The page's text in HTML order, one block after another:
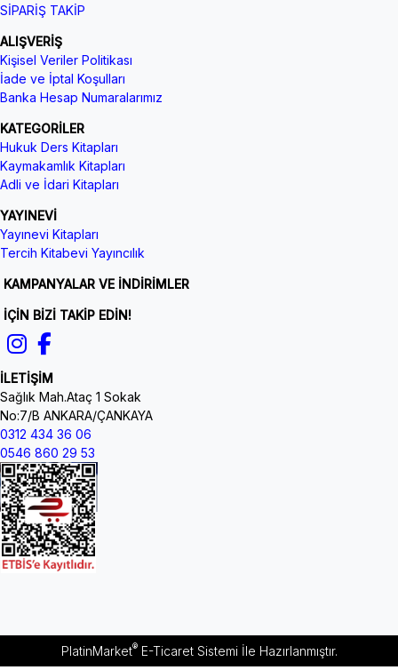
SİPARİŞ TAKİP
ALIŞVERİŞ
Kişisel Veriler Politikası
İade ve İptal Koşulları
Banka Hesap Numaralarımız
KATEGORİLER
Hukuk Ders Kitapları
Kaymakamlık Kitapları
Adli ve İdari Kitapları
YAYINEVİ
Yayınevi Kitapları
Tercih Kitabevi Yayıncılık
KAMPANYALAR VE İNDİRİMLER
İÇİN BİZİ TAKİP EDİN!
İLETİŞİM
Sağlık Mah.Ataç 1 Sokak
No:7/B ANKARA/ÇANKAYA
0312 434 36 06
0546 860 29 53
PlatinMarket®E-Ticaret Sistemiİle Hazırlanmıştır.